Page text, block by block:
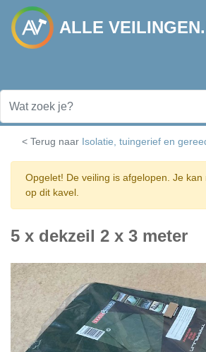
ALLE
< Terug naar Isolatie, tuingerief en
Opgelet! De veiling is afgelopen. Je kan
op dit kavel.
5 x dekzeil 2 x 3 meter